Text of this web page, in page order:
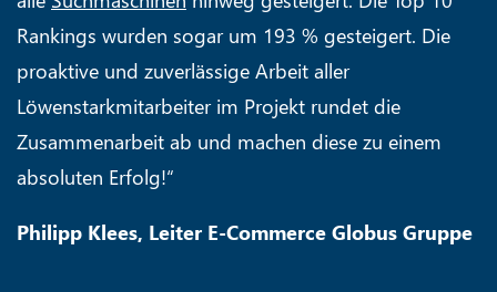
Rankings wurden sogar um 193 % gesteigert. Die
proaktive und zuverlässige Arbeit aller
Löwenstarkmitarbeiter im Projekt rundet die
Zusammenarbeit ab und machen diese zu einem
absoluten Erfolg!“
Philipp Klees, Leiter E-Commerce Globus Gruppe